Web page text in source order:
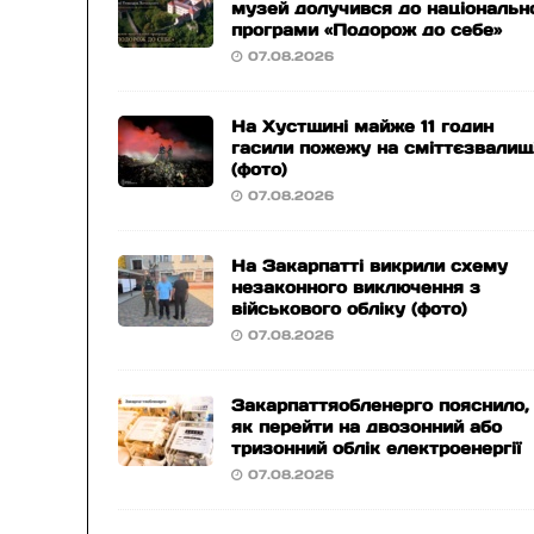
музей долучився до
програми «Подорож до себе»
07.08.2026
На Хустщині майже 11 годин
гасили пожежу на
(фото)
07.08.2026
На Закарпатті викрили схему
незаконного виключення з
військового обліку (фото)
07.08.2026
Закарпаттяобленерго пояснило,
як перейти на двозонний або
тризонний облік електроенергії
07.08.2026